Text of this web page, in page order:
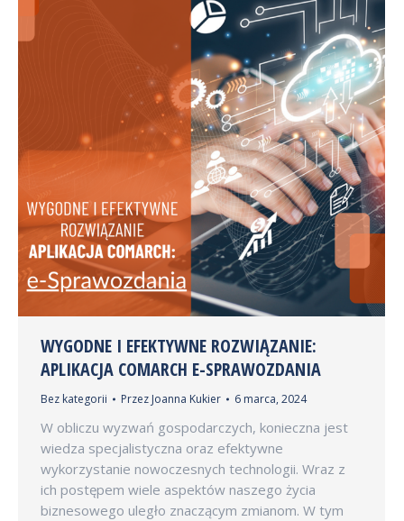
WYGODNE I EFEKTYWNE ROZWIĄZANIE:
APLIKACJA COMARCH E-SPRAWOZDANIA
Bez kategorii Przez Joanna Kukier 6 marca, 2024
W obliczu wyzwań gospodarczych, konieczna jest
wiedza specjalistyczna oraz efektywne
wykorzystanie nowoczesnych technologii. Wraz z
ich postępem wiele aspektów naszego życia
biznesowego uległo znaczącym zmianom. W tym